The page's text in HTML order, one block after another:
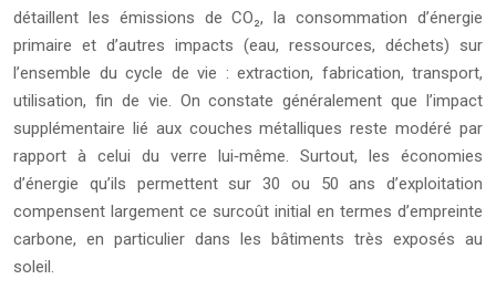
détaillent les émissions de CO₂, la consommation d’énergie
primaire et d’autres impacts (eau, ressources, déchets) sur
l’ensemble du cycle de vie : extraction, fabrication, transport,
utilisation, fin de vie. On constate généralement que l’impact
supplémentaire lié aux couches métalliques reste modéré par
rapport à celui du verre lui‑même. Surtout, les économies
d’énergie qu’ils permettent sur 30 ou 50 ans d’exploitation
compensent largement ce surcoût initial en termes d’empreinte
carbone, en particulier dans les bâtiments très exposés au
soleil.